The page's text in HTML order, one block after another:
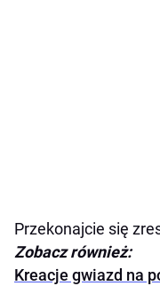
Przekonajcie się
Zobacz również:
Kreacje gwiazd na